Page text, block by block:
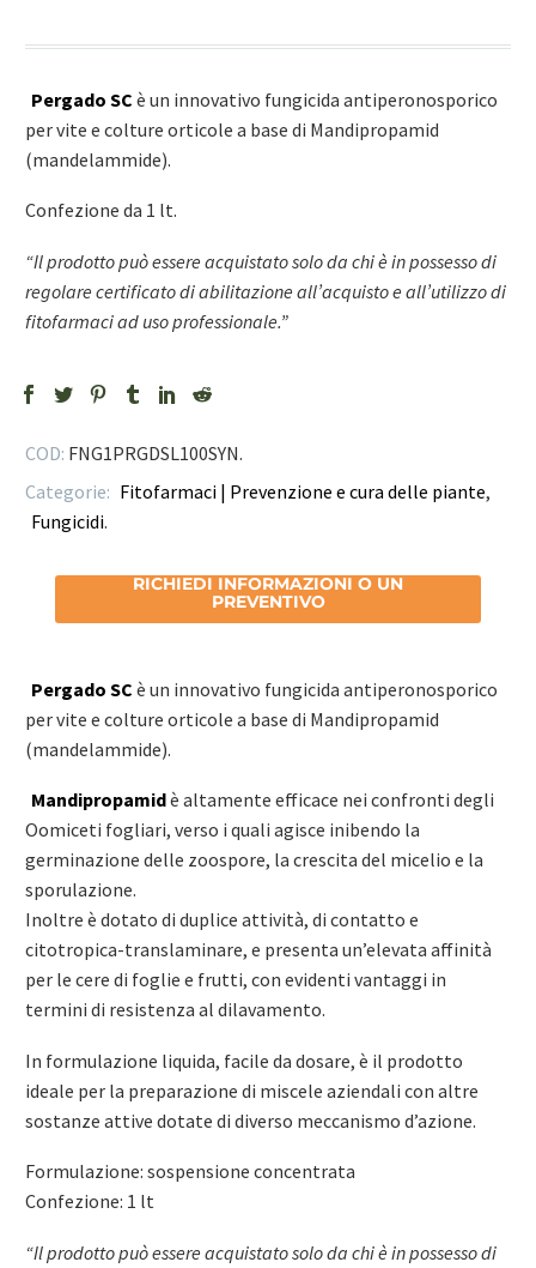
Pergado SC è un innovativo fungicida antiperonosporico
per vite e colture orticole a base di Mandipropamid
(mandelammide).
Confezione da 1 lt.
“Il prodotto può essere acquistato solo da chi è in possesso di
regolare certificato di abilitazione all’acquisto e all’utilizzo di
fitofarmaci ad uso professionale.”
COD: FNG1PRGDSL100SYN.
Categorie: Fitofarmaci | Prevenzione e cura delle piante,
Fungicidi.
RICHIEDI INFORMAZIONI O UN
PREVENTIVO
Pergado SC è un innovativo fungicida antiperonosporico
per vite e colture orticole a base di Mandipropamid
(mandelammide).
Mandipropamidè altamente efficace nei confronti degli
Oomiceti fogliari, verso i quali agisce inibendo la
germinazione delle zoospore, la crescita del micelio e la
sporulazione.
Inoltre è dotato di duplice attività, di contatto e
citotropica-translaminare, e presenta un’elevata affinità
per le cere di foglie e frutti, con evidenti vantaggi in
termini di resistenza al dilavamento.
In formulazione liquida, facile da dosare, è il prodotto
ideale per la preparazione di miscele aziendali con altre
sostanze attive dotate di diverso meccanismo d’azione.
Formulazione: sospensione concentrata
Confezione: 1 lt
“Il prodotto può essere acquistato solo da chi è in possesso di